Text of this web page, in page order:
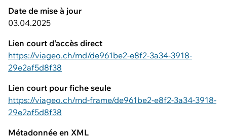
Date de mise à jour
03.04.2025
Lien court d'accès direct
https://viageo.ch/md/de961be2-e8f2-3a34-3918-
29e2af5d8f38
Lien court pour fiche seule
https://viageo.ch/md-frame/de961be2-e8f2-3a34-3918-
29e2af5d8f38
Métadonnée en XML